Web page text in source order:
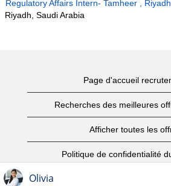
Regulatory Affairs Intern- Tamheer , Riyadh
Riyadh, Saudi Arabia
Page d'accueil
Recherches des meilleures
Afficher toutes les
Politique de confidentialité